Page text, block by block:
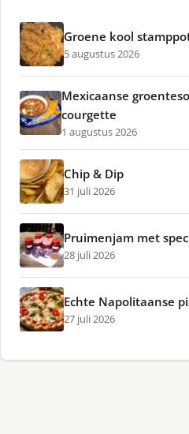
Groene kool
5 augustus 2026
Mexicaanse
courgette
1 augustus 2026
Chip & Dip
31 juli 2026
Pruimenjam met
28 juli 2026
Echte Napolitaanse
27 juli 2026